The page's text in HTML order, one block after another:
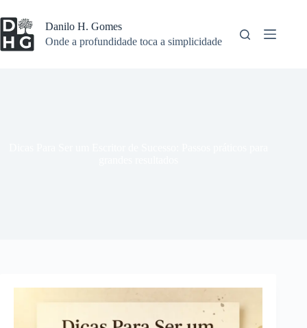
para
o
conteúdo
Danilo H. Gomes
Onde a profundidade toca a simplicidade